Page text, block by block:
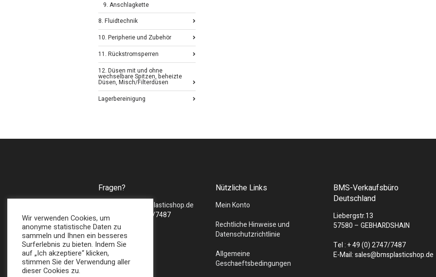
9. Anschlagkette
8. Fluidtechnik
10. Peripherie und Zubehör
11. Rückstromsperren
12. Düsen mit und ohne
wechselbare Spitzen, beheizte
Düsen, Misch/Filterdüsen
Lagerbereinigung
Fragen?
sales@bmsplasticshop.de
Tel : + 49 (0) 2747/7487
Nützliche Links
Mein Konto
Rechtliche Hinweise und
Datenschutzrichtlinie
Allgemeine
Geschaeftsbedingungen
BMS-Verkaufsbüro
Deutschland
Liebergstr.13
57580 – GEBHARDSHAIN
Tel : + 49 (0) 2747/7487
E-Mail: sales@bmsplasticshop.de
Wir verwenden Cookies, um
anonyme statistische Daten zu
sammeln und Ihnen ein besseres
Surferlebnis zu bieten. Indem Sie
auf „Ich akzeptiere“ klicken,
stimmen Sie der Verwendung aller
dieser Cookies zu.